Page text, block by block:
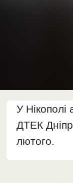
У
ДТЕК
лютого.